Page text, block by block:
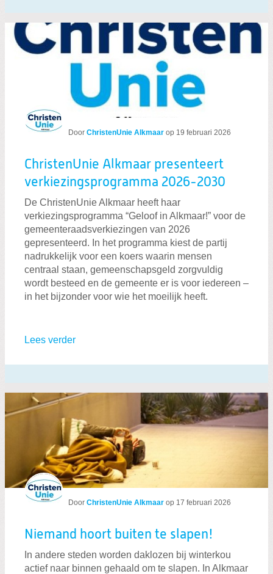
Door ChristenUnie Alkmaar op 19 februari 2026
ChristenUnie Alkmaar presenteert
verkiezingsprogramma 2026-2030
De ChristenUnie Alkmaar heeft haar
verkiezingsprogramma “Geloof in Alkmaar!” voor de
gemeenteraadsverkiezingen van 2026
gepresenteerd. In het programma kiest de partij
nadrukkelijk voor een koers waarin mensen
centraal staan, gemeenschapsgeld zorgvuldig
wordt besteed en de gemeente er is voor iedereen –
in het bijzonder voor wie het moeilijk heeft.
Lees verder
Door ChristenUnie Alkmaar op 17 februari 2026
Niemand hoort buiten te slapen!
In andere steden worden daklozen bij winterkou
actief naar binnen gehaald om te slapen. In Alkmaar